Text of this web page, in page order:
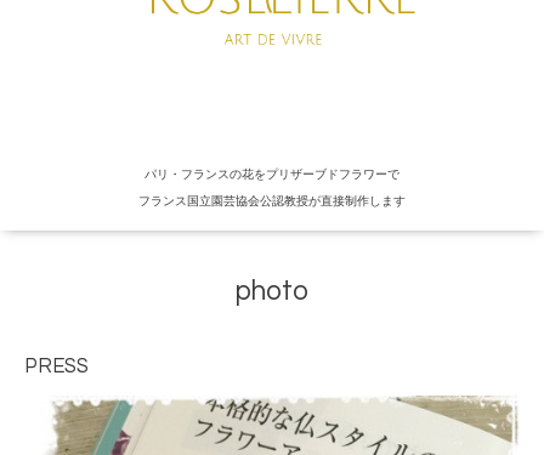
パリ・フランスの花をプリザーブドフラワーで
フランス国立園芸協会公認教授が直接制作します
photo
PRESS